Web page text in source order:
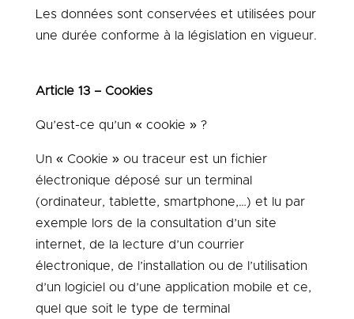
Les données sont conservées et utilisées pour
une durée conforme à la législation en vigueur.
Article 13 – Cookies
Qu’est-ce qu’un « cookie » ?
Un « Cookie » ou traceur est un fichier
électronique déposé sur un terminal
(ordinateur, tablette, smartphone,…) et lu par
exemple lors de la consultation d’un site
internet, de la lecture d’un courrier
électronique, de l’installation ou de l’utilisation
d’un logiciel ou d’une application mobile et ce,
quel que soit le type de terminal